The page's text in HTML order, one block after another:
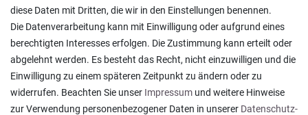
Ein einfach toller Service - prompte Lieferung und
sogar mit Pflegehinweis!
Datum der Veröffentlichung: 05.08.2026
Datum der Kauferfahrung: 29.07.2026
diese Daten mit Dritten, die wir in den Einstellungen benennen.
Die Datenverarbeitung kann mit Einwilligung oder aufgrund eines
berechtigten Interesses erfolgen. Die Zustimmung kann erteilt oder
abgelehnt werden. Es besteht das Recht, nicht einzuwilligen und die
Einwilligung zu einem späteren Zeitpunkt zu ändern oder zu
widerrufen. Beachten Sie unser Impressum und weitere Hinweise
zur Verwendung personenbezogener Daten in unserer Daten­schutz­